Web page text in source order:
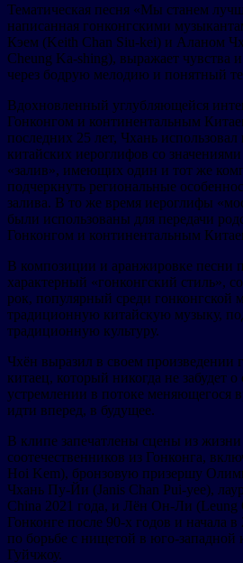
Тематическая песня «Мы станем
написанная гонконгскими
Кэем (Keith Chan Siu-kei) и Аланом
Cheung Ka-shing), выражает чувства
через бодрую мелодию и понятный
Вдохновленный углубляющейся
Гонконгом и континентальным
последних 25 лет, Чхань использовал
китайских иероглифов со
«залив», имеющих один и тот же
подчеркнуть региональные
залива. В то же время иероглифы
были использованы для передачи
Гонконгом и континентальным
В композиции и аранжировке песни
характерный «гонконгский стиль»,
рок, популярный среди гонконгской
традиционную китайскую музыку,
традиционную культуру.
Чхён выразил в своем произведении
китаец, который никогда не забудет
устремлении в потоке меняющегося
идти вперед, в будущее.
В клипе запечатлены сцены из
соотечественников из Гонконга,
Hoi Kem), бронзовую призершу
Чхань Пу-Йи (Janis Chan Pui-yee),
China 2021 года, и Лён Он-Ли (Leung
Гонконге после 90-х годов и начала
по борьбе с нищетой в юго-западной
Гуйчжоу.